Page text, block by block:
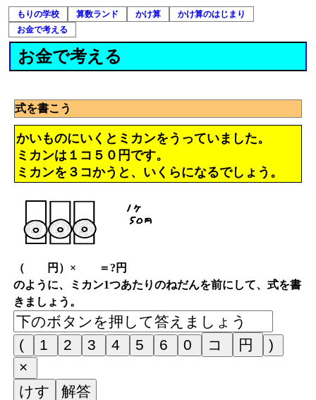
もりの学校 算数ランド かけ算
かけ算のはじまり
お金で考える
お金で考える
式を書こう
かいものにいくとミカンをうっていました。
ミカンは１コ５０円です。
ミカンを３コかうと、いくらになるでしょう。
（ 円）× ＝?円
のように、ミカン1つあたりのねだんを前にして、式を書
きましょう。